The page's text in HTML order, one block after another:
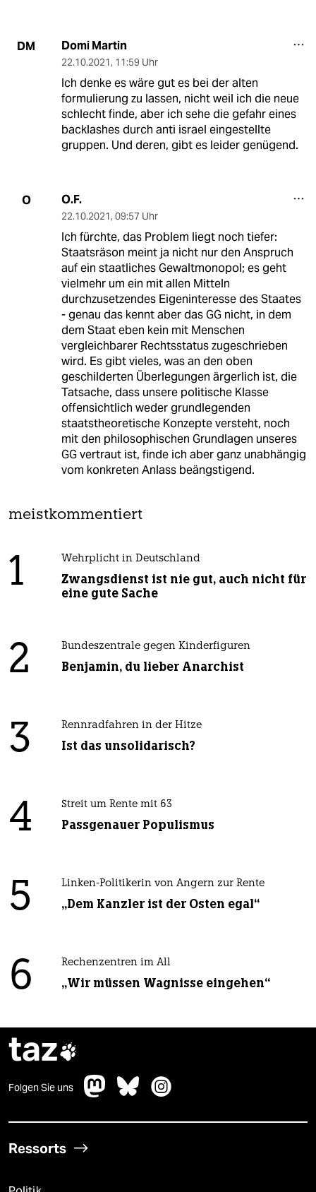
DM Domi Martin
22.10.2021, 11:59 Uhr
Ich denke es wäre gut es bei der alten
formulierung zu lassen, nicht weil ich die neue
schlecht finde, aber ich sehe die gefahr eines
backlashes durch anti israel eingestellte
gruppen. Und deren, gibt es leider genügend.
O O.F.
22.10.2021, 09:57 Uhr
Ich fürchte, das Problem liegt noch tiefer:
Staatsräson meint ja nicht nur den Anspruch
auf ein staatliches Gewaltmonopol; es geht
vielmehr um ein mit allen Mitteln
durchzusetzendes Eigeninteresse des Staates
- genau das kennt aber das GG nicht, in dem
dem Staat eben kein mit Menschen
vergleichbarer Rechtsstatus zugeschrieben
wird. Es gibt vieles, was an den oben
geschilderten Überlegungen ärgerlich ist, die
Tatsache, dass unsere politische Klasse
offensichtlich weder grundlegenden
staatstheoretische Konzepte versteht, noch
mit den philosophischen Grundlagen unseres
GG vertraut ist, finde ich aber ganz unabhängig
vom konkreten Anlass beängstigend.
meistkommentiert
1 Wehrplicht in Deutschland
Zwangsdienst ist nie gut, auch nicht für
eine gute Sache
2 Bundeszentrale gegen Kinderfiguren
Benjamin, du lieber Anarchist
3 Rennradfahren in der Hitze
Ist das unsolidarisch?
4 Streit um Rente mit 63
Passgenauer Populismus
5 Linken-Politikerin von Angern zur Rente
„Dem Kanzler ist der Osten egal“
6 Rechenzentren im All
„Wir müssen Wagnisse eingehen“
taz
Folgen Sie uns
Ressorts